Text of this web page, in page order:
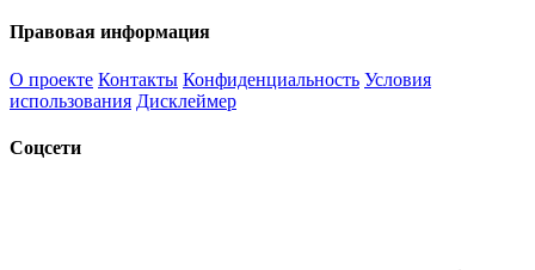
Правовая информация
О проекте Контакты Конфиденциальность Условия
использования Дисклеймер
Соцсети